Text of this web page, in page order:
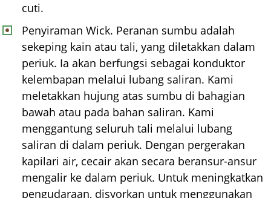
cuti.
Penyiraman Wick. Peranan sumbu adalah
sekeping kain atau tali, yang diletakkan dalam
periuk. Ia akan berfungsi sebagai konduktor
kelembapan melalui lubang saliran. Kami
meletakkan hujung atas sumbu di bahagian
bawah atau pada bahan saliran. Kami
menggantung seluruh tali melalui lubang
saliran di dalam periuk. Dengan pergerakan
kapilari air, cecair akan secara beransur-ansur
mengalir ke dalam periuk. Untuk meningkatkan
pengudaraan, disyorkan untuk menggunakan